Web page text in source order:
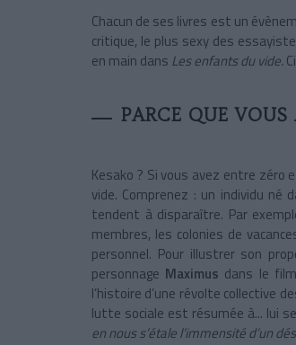
Chacun de ses livres est un
critique, le plus sexy des
en main dans Les enfants du vide.
PARCE QUE
Kesako ? Si vous avez entre zéro
vide. Comprenez : un individu
tendent à disparaître. Par
membres, les colonies de
personnel. Pour illustrer son
personnage Maximus dans le film
l’histoire d’une révolte collective
lutte sociale est résumée à... lui
en nous s’étale l’immensité d’un